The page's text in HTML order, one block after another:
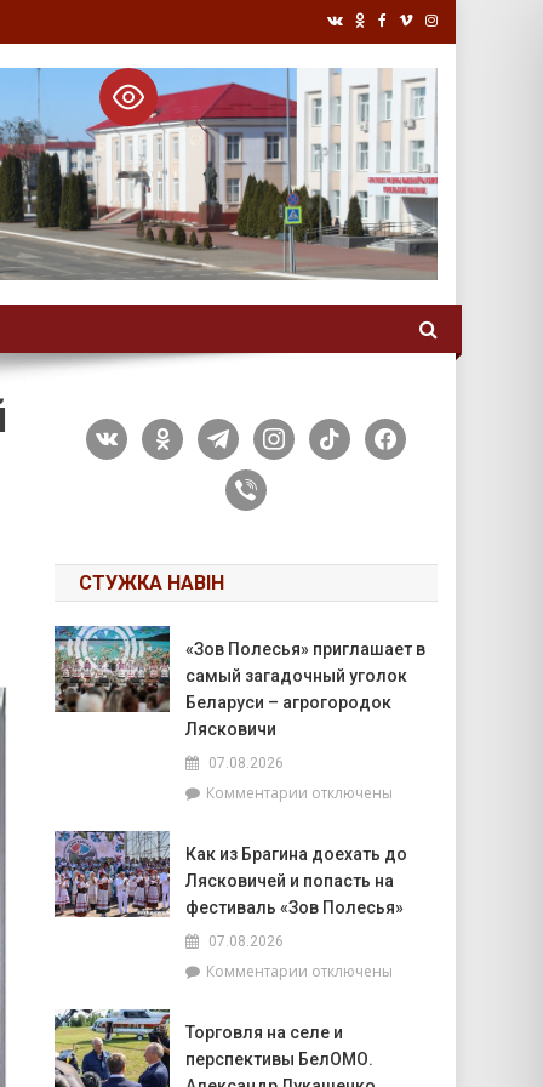
vkontakteodnoklassniki
telegraminstagram
tiktok facebook
viber
СТУЖКА НАВІН
«Зов Полесья» приглашает в
самый загадочный уголок
Беларуси – агрогородок
Лясковичи
07.08.2026
Комментариик
Полесья»
приглашает
в
уголок
агрогородок
Лясковичи
отключены
Как из Брагина доехать до
Лясковичей и попасть на
фестиваль «Зов Полесья»
07.08.2026
Комментариик
из
Брагина
отключены
Торговля на селе и
перспективы БелОМО.